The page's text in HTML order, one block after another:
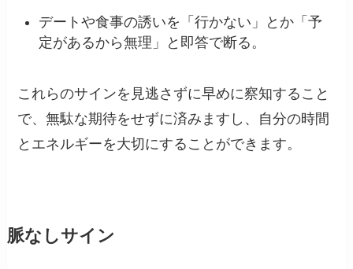
デートや食事の誘いを「行かない」とか「予
定があるから無理」と即答で断る。
これらのサインを見逃さずに早めに察知すること
で、無駄な期待をせずに済みますし、自分の時間
とエネルギーを大切にすることができます。
脈なしサイン